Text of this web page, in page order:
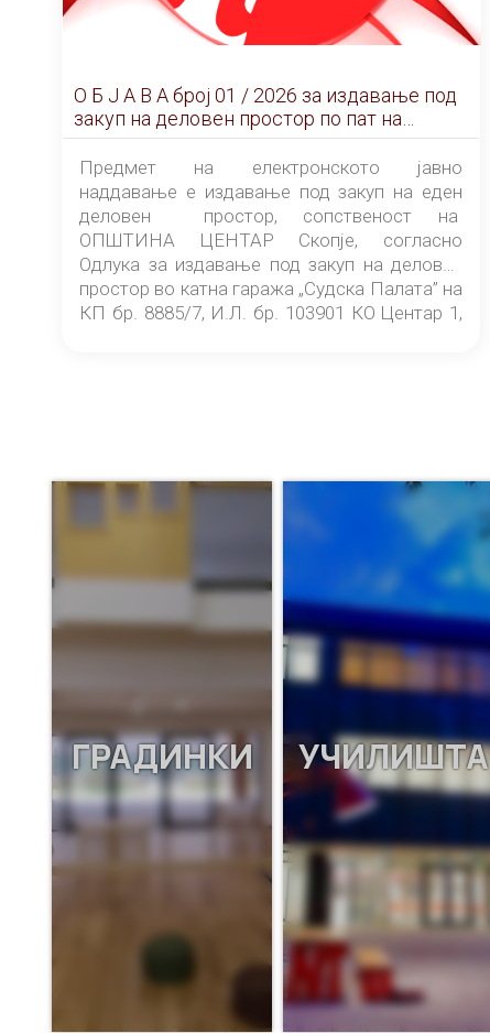
О Б Ј А В А брoj 01 / 2026 за издавање под
закуп на деловен простор по пат на
ЕЛЕКТРОНСКО ЈАВНО НАДДАВАЊЕ
Предмет на електронското јавно
наддавање е издавање под закуп на еден
деловен простор, сопственост на
ОПШТИНА ЦЕНТАР Скопје, согласно
Одлука за издавање под закуп на деловен
простор во катна гаража „Судска Палата” на
КП бр. 8885/7, И.Л. бр. 103901 КО Центар 1,
понудувач.
ГРАДИНКИ УЧИЛИШТА